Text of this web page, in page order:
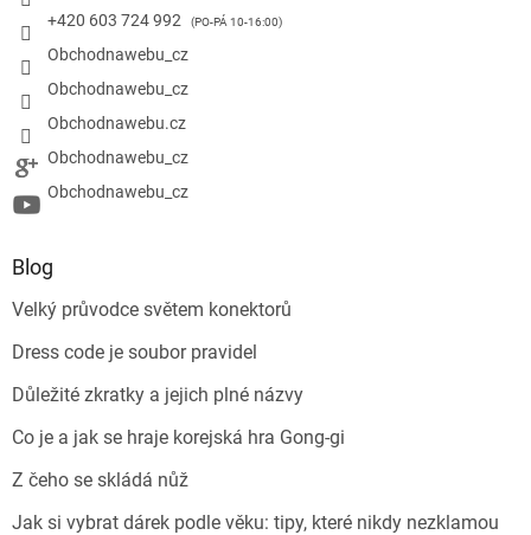
+420 603 724 992
Obchodnawebu_cz
Obchodnawebu_cz
Obchodnawebu.cz
Obchodnawebu_cz
Obchodnawebu_cz
Blog
Velký průvodce světem konektorů
Dress code je soubor pravidel
Důležité zkratky a jejich plné názvy
Co je a jak se hraje korejská hra Gong-gi
Z čeho se skládá nůž
Jak si vybrat dárek podle věku: tipy, které nikdy nezklamou